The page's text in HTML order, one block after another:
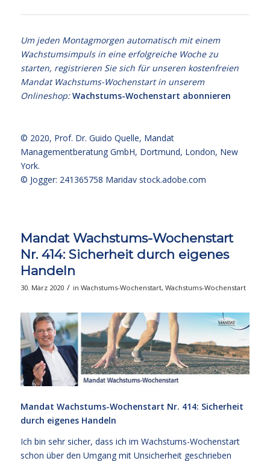
Um jeden Montagmorgen automatisch mit einem
Wachstumsimpuls in eine erfolgreiche Woche zu
starten, registrieren Sie sich für unseren kostenfreien
Mandat Wachstums-Wochenstart in unserem
Onlineshop:Wachstums-Wochenstart abonnieren
© 2020, Prof. Dr. Guido Quelle, Mandat
Managementberatung GmbH, Dortmund, London, New
York.
© Jogger: 241365758 Maridav stock.adobe.com
Mandat Wachstums-Wochenstart
Nr. 414: Sicherheit durch eigenes
Handeln
30. März 2020 / in Wachstums-Wochenstart, Wachstums-Wochenstart
Mandat Wachstums-Wochenstart Nr. 414: Sicherheit
durch eigenes Handeln
Ich bin sehr sicher, dass ich im Wachstums-Wochenstart
schon über den Umgang mit Unsicherheit geschrieben